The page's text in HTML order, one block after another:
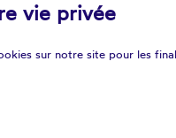
giraud
chapelle-hermier
vie privée
sur notre site pour les